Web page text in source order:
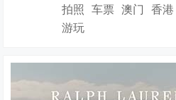
拍照 车票 澳门 香港
游玩